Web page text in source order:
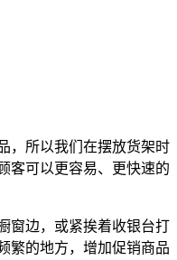
，所以我们在摆放货架时
客可以更容易、更快速的
窗边，或紧挨着收银台打
繁的地方，增加促销商品